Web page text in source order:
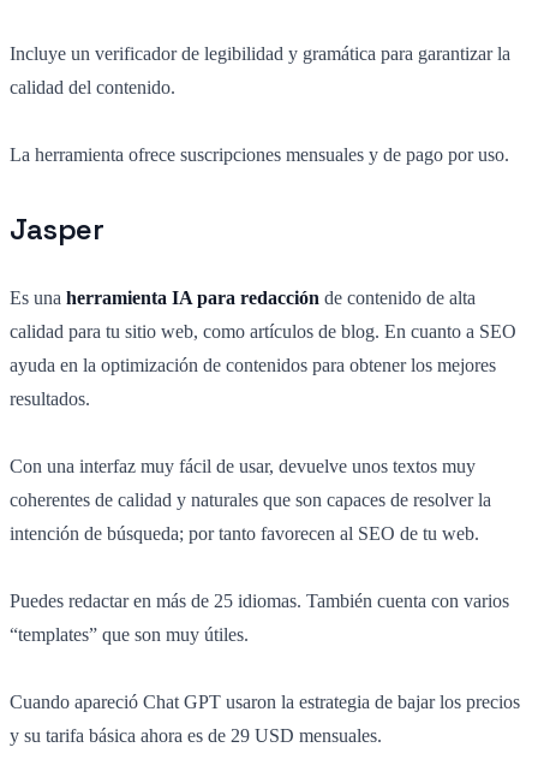
Incluye un verificador de legibilidad y gramática para garantizar la
calidad del contenido.
La herramienta ofrece suscripciones mensuales y de pago por uso.
Jasper
Es una herramienta IA para redacción de contenido de alta
calidad para tu sitio web, como artículos de blog. En cuanto a SEO
ayuda en la optimización de contenidos para obtener los mejores
resultados.
Con una interfaz muy fácil de usar, devuelve unos textos muy
coherentes de calidad y naturales que son capaces de resolver la
intención de búsqueda; por tanto favorecen al SEO de tu web.
Puedes redactar en más de 25 idiomas. También cuenta con varios
“templates” que son muy útiles.
Cuando apareció Chat GPT usaron la estrategia de bajar los precios
y su tarifa básica ahora es de 29 USD mensuales.